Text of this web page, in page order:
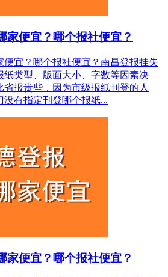
家便宜？哪个报社便宜？
便宜？哪个报社便宜？南昌登报挂失
纸类型、版面大小、字数等因素决
省报贵些，因为市级报纸刊登的人
没有指定刊登哪个报纸...
家便宜？哪个报社便宜？